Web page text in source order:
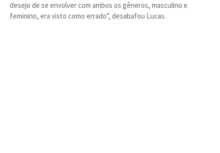
desejo de se envolver com ambos os gêneros, masculino e
feminino, era visto como errado”, desabafou Lucas.